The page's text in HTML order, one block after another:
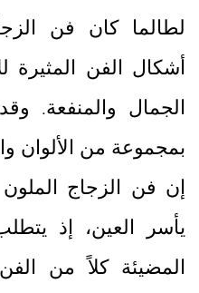
لطالما كان فن
أشكال الفن المثيرة
الجمال والمنفعة.
بمجموعة من الألوان
إن فن الزجاج
يأسر العين، إذ
المضيئة كلاً من